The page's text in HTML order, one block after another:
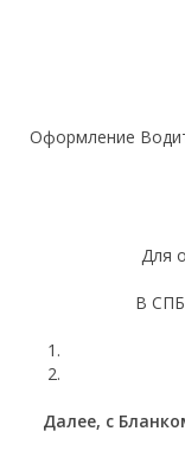
Оформление
Для
В СПБ
Далее, с